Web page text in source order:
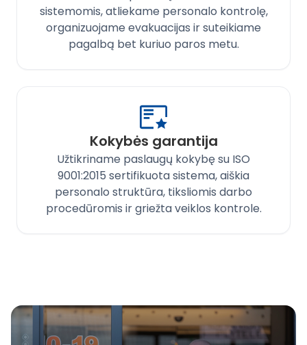
sistemomis, atliekame personalo kontrolę,
organizuojame evakuacijas ir suteikiame
pagalbą bet kuriuo paros metu.
Kokybės garantija
Užtikriname paslaugų kokybę su ISO
9001:2015 sertifikuota sistema, aiškia
personalo struktūra, tiksliomis darbo
procedūromis ir griežta veiklos kontrole.